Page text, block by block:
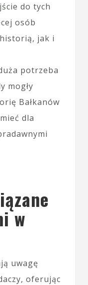
do tych
osób
jak i
potrzeba
mogły
Bałkanów
dla
w
uwagę
oferując